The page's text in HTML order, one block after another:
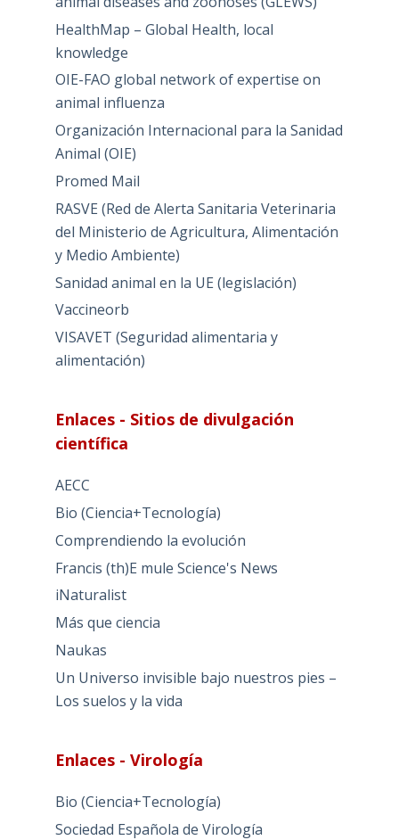
HealthMap – Global Health, local
knowledge
OIE-FAO global network of expertise on
animal influenza
Organización Internacional para la Sanidad
Animal (OIE)
Promed Mail
RASVE (Red de Alerta Sanitaria Veterinaria
del Ministerio de Agricultura, Alimentación
y Medio Ambiente)
Sanidad animal en la UE (legislación)
Vaccineorb
VISAVET (Seguridad alimentaria y
alimentación)
Enlaces - Sitios de divulgación
científica
AECC
Bio (Ciencia+Tecnología)
Comprendiendo la evolución
Francis (th)E mule Science's News
iNaturalist
Más que ciencia
Naukas
Un Universo invisible bajo nuestros pies –
Los suelos y la vida
Enlaces - Virología
Bio (Ciencia+Tecnología)
Sociedad Española de Virología